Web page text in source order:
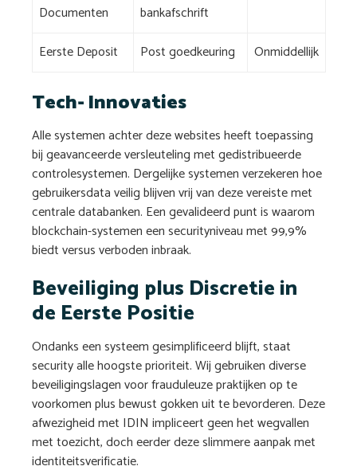
Documenten
bankafschrift
Eerste Deposit Post goedkeuring Onmiddellijk
Tech- Innovaties
Alle systemen achter deze websites heeft toepassing
bij geavanceerde versleuteling met gedistribueerde
controlesystemen. Dergelijke systemen verzekeren hoe
gebruikersdata veilig blijven vrij van deze vereiste met
centrale databanken. Een gevalideerd punt is waarom
blockchain-systemen een securityniveau met 99,9%
biedt versus verboden inbraak.
Beveiliging plus Discretie in
de Eerste Positie
Ondanks een systeem gesimplificeerd blijft, staat
security alle hoogste prioriteit. Wij gebruiken diverse
beveiligingslagen voor frauduleuze praktijken op te
voorkomen plus bewust gokken uit te bevorderen. Deze
afwezigheid met IDIN impliceert geen het wegvallen
met toezicht, doch eerder deze slimmere aanpak met
identiteitsverificatie.